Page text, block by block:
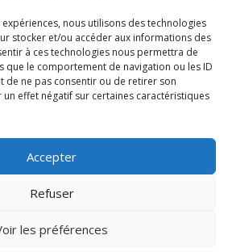
nous utilisons des technologies
stocker et/ou accéder aux informations des
à ces technologies nous permettra de
que le comportement de navigation ou les ID
de ne pas consentir ou de retirer son
effet négatif sur certaines caractéristiques
Accepter
Refuser
les préférences
© 2026 -